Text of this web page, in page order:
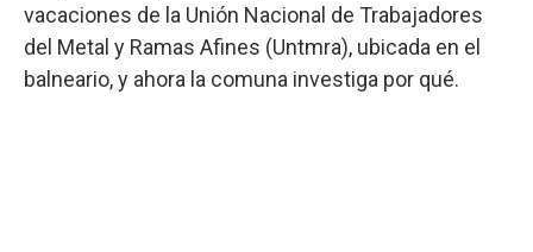
vacaciones de la Unión Nacional de Trabajadores
del Metal y Ramas Afines (Untmra), ubicada en el
balneario, y ahora la comuna investiga por qué.